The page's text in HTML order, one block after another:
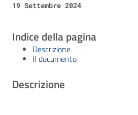
19 Settembre 2024
Indice della pagina
Descrizione
Il documento
Descrizione